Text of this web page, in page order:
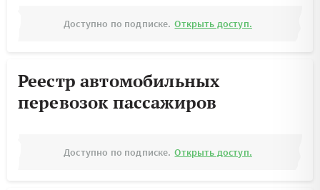
Доступно по подписке. Открыть доступ.
Реестр автомобильных
перевозок пассажиров
Доступно по подписке. Открыть доступ.